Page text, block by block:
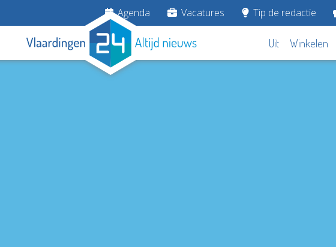
Agenda Vacatures Tip de redactie
Uit Winkelen